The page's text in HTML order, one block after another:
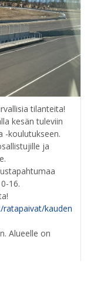
tilanteita!
kesän tuleviin
-koulutukseen.
ja
16.
Lue lisää tapahtumasta!
kauden
Alueelle on